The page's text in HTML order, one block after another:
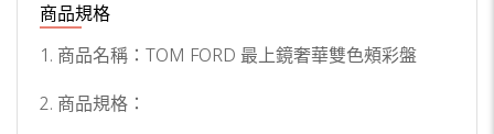
商品規格
1. 商品名稱：TOM FORD 最上鏡奢華雙色頰彩盤
2. 商品規格：